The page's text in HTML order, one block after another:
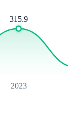
315.9
2023